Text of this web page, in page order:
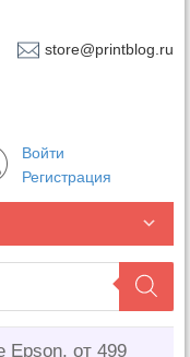
store@printblog.ru
Войти
Регистрация
Epson, от 499